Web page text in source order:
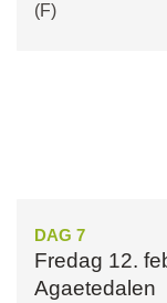
(F)
DAG 7
Fredag 12.
Agaetedalen